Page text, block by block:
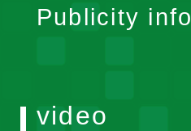
Publicity info
video